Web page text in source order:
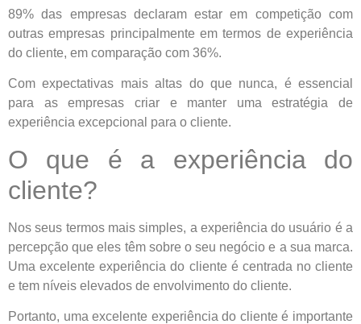
89% das empresas declaram estar em competição com
outras empresas principalmente em termos de experiência
do cliente, em comparação com 36%.
Com expectativas mais altas do que nunca, é essencial
para as empresas criar e manter uma estratégia de
experiência excepcional para o cliente.
O que é a experiência do
cliente?
Nos seus termos mais simples, a experiência do usuário é a
percepção que eles têm sobre o seu negócio e a sua marca.
Uma excelente experiência do cliente é centrada no cliente
e tem níveis elevados de envolvimento do cliente.
Portanto, uma excelente experiência do cliente é importante